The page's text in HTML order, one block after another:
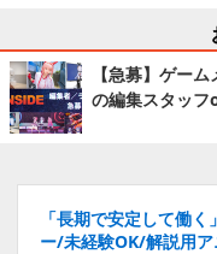
【急募】ゲー
の編集スタッフ
「長期で安定して働
ー/未経験OK/解説用